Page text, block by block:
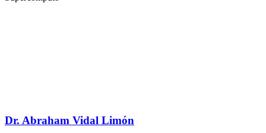
Dr. Abraham Vidal Limón